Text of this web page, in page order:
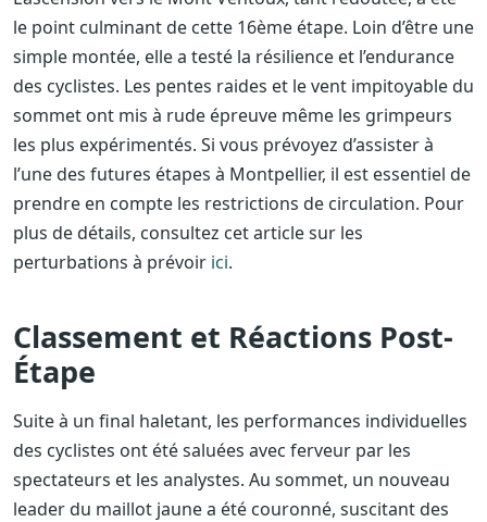
le point culminant de cette 16ème étape. Loin d’être une
simple montée, elle a testé la résilience et l’endurance
des cyclistes. Les pentes raides et le vent impitoyable du
sommet ont mis à rude épreuve même les grimpeurs
les plus expérimentés. Si vous prévoyez d’assister à
l’une des futures étapes à Montpellier, il est essentiel de
prendre en compte les restrictions de circulation. Pour
plus de détails, consultez cet article sur les
perturbations à prévoir ici.
Classement et Réactions Post-
Étape
Suite à un final haletant, les performances individuelles
des cyclistes ont été saluées avec ferveur par les
spectateurs et les analystes. Au sommet, un nouveau
leader du maillot jaune a été couronné, suscitant des